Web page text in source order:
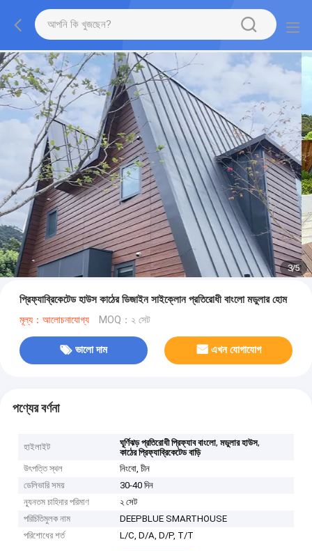
3/5
প্রিফ্যাব্রিকেটেড হাউস কাঠের ডিজাইন সাইক্লোন প্রতিরোধী বাংলো মডুলার হোম
মূল্য：আলোচনাযোগ্য MOQ：২ সেট
ভালো দাম এখন যোগাযোগ
পণ্যের বর্ণনা
হাইলাইট ঘূর্ণিঝড় প্রতিরোধী প্রিফ্যাব বাংলো,মডুলার হাউস,
কাঠের প্রিফ্যাব্রিকেটেড বাড়ি
উৎপত্তি স্থল
নিংবো, চীন
ডেলিভারি সময়
30-40 দিন
ন্যূনতম চাহিদার পরিমাণ
২ সেট
পরিচিতিমুলক নাম
DEEPBLUE SMARTHOUSE
পরিশোধের শর্ত
L/C, D/A, D/P, T/T